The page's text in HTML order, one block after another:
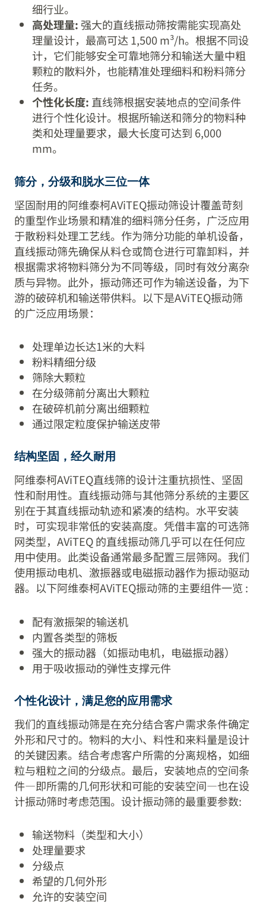
细行业。
高处理量: 强大的直线振动筛按需能实现高处
理量设计，最高可达 1,500 m³/h。根据不同设
计，它们能够安全可靠地筛分和输送大量中粗
颗粒的散料外，也能精准处理细料和粉料筛分
任务。
个性化长度: 直线筛根据安装地点的空间条件
进行个性化设计。根据所输送和筛分的物料种
类和处理量要求，最大长度可达到 6,000
mm。
筛分，分级和脱水三位一体
坚固耐用的阿维泰柯AViTEQ振动筛设计覆盖苛刻
的重型作业场景和精准的细料筛分任务，广泛应用
于散粉料处理工艺线。作为筛分功能的单机设备，
直线振动筛先确保从料仓或筒仓进行可靠卸料，并
根据需求将物料筛分为不同等级，同时有效分离杂
质与异物。此外，振动筛还可作为输送设备，为下
游的破碎机和输送带供料。以下是AViTEQ振动筛
的广泛应用场景：
处理单边长达1米的大料
粉料精细分级
筛除大颗粒
在分级筛前分离出大颗粒
在破碎机前分离出细颗粒
通过限定粒度保护输送皮带
结构坚固，经久耐用
阿维泰柯AViTEQ直线筛的设计注重抗损性、坚固
性和耐用性。直线振动筛与其他筛分系统的主要区
别在于其直线振动轨迹和紧凑的结构。水平安装
时，可实现非常低的安装高度。凭借丰富的可选筛
网类型，AViTEQ 的直线振动筛几乎可以在任何应
用中使用。此类设备通常最多配置三层筛网。我们
使用振动电机、激振器或电磁振动器作为振动驱动
器。以下阿维泰柯AViTEQ振动筛的主要组件一览 :
配有激振架的输送机
内置各类型的筛板
强大的振动器（如振动电机，电磁振动器）
用于吸收振动的弹性支撑元件
个性化设计，满足您的应用需求
我们的直线振动筛是在充分结合客户需求条件确定
外形和尺寸的。物料的大小、料性和来料量是设计
的关键因素。结合考虑客户所需的分离规格，如细
粒与粗粒之间的分级点。最后，安装地点的空间条
件—即所需的几何形状和可能的安装空间—也在设
计振动筛时考虑范围。设计振动筛的最重要参数:
输送物料（类型和大小）
处理量要求
分级点
希望的几何外形
允许的安装空间